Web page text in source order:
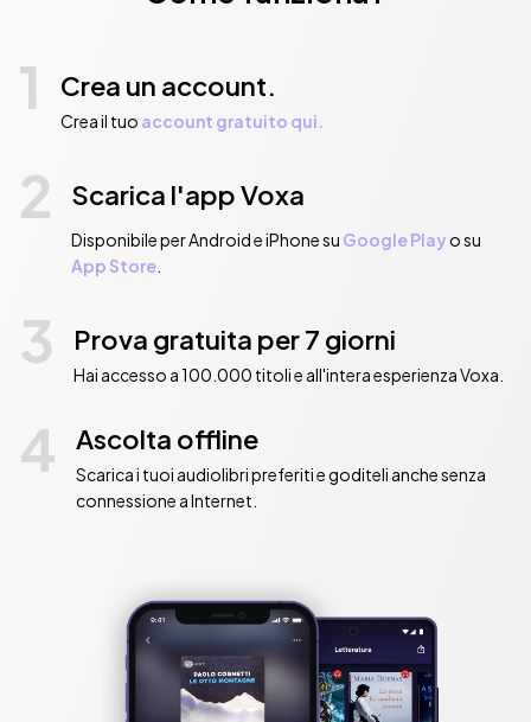
1 Crea un account.
Crea il tuo account gratuito qui.
2 Scarica l'app Voxa
Disponibile per Android e iPhone su Google Playo su
App Store.
3 Prova gratuita per 7 giorni
Hai accesso a 100.000 titoli e all'intera esperienza Voxa.
4 Ascolta offline
Scarica i tuoi audiolibri preferiti e goditeli anche senza
connessione a Internet.